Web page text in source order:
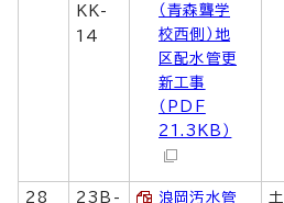
KK-
14
（青森聾学
校西側）地
区配水管更
新工事
（PDF
21.3KB）
28
23B-
浪岡汚水管
土